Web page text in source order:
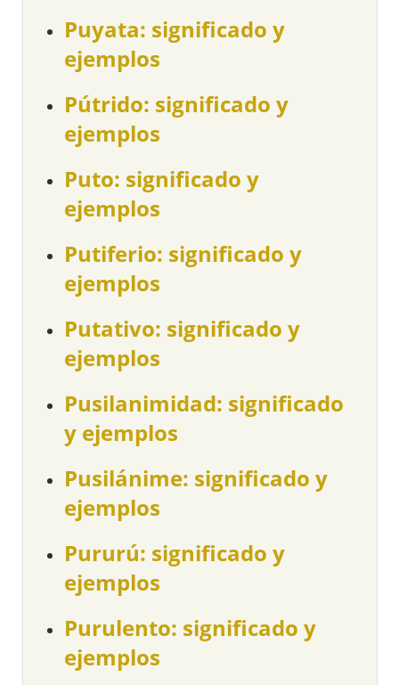
Puyata: significado y
ejemplos
Pútrido: significado y
ejemplos
Puto: significado y
ejemplos
Putiferio: significado y
ejemplos
Putativo: significado y
ejemplos
Pusilanimidad: significado
y ejemplos
Pusilánime: significado y
ejemplos
Pururú: significado y
ejemplos
Purulento: significado y
ejemplos